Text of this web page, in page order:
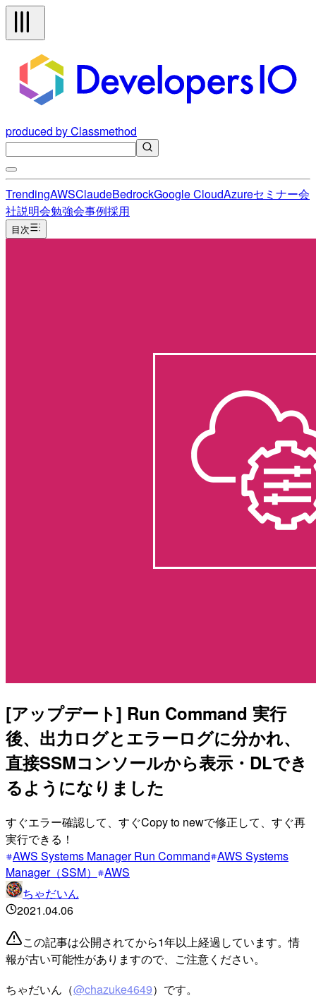
produced by Classmethod
TrendingAWSClaudeBedrockGoogle CloudAzureセミナー会
社説明会勉強会事例採用
目次
[アップデート] Run Command 実行
後、出力ログとエラーログに分かれ、
直接SSMコンソールから表示・DLでき
るようになりました
すぐエラー確認して、すぐCopy to newで修正して、すぐ再
実行できる！
AWS Systems Manager Run Command AWS Systems
Manager（SSM）
AWS
ちゃだいん
2021.04.06
この記事は公開されてから1年以上経過しています。情
報が古い可能性がありますので、ご注意ください。
ちゃだいん（@chazuke4649）です。